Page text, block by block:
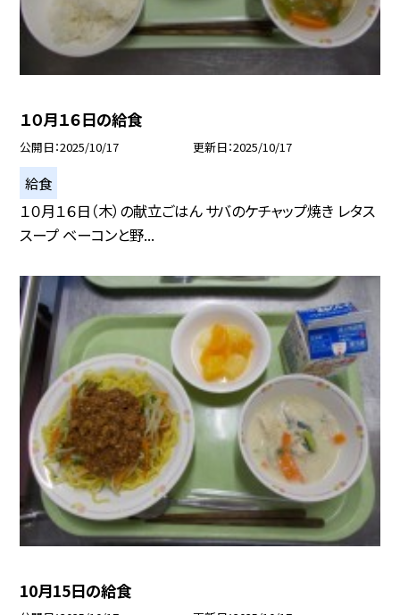
１０月１６日の給食
公開日 2025/10/17 更新日 2025/10/17
給食
１０月１６日（木）の献立ごはん サバのケチャップ焼き レタス
スープ ベーコンと野...
10月15日の給食